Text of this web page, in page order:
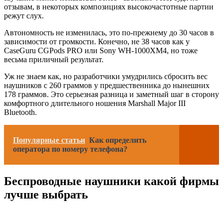
отзывам, в некоторых композициях высокочастотные партии
режут слух.
Автономность не изменилась, это по-прежнему до 30 часов в
зависимости от громкости. Конечно, не 38 часов как у
CaseGuru CGPods PRO или Sony WH-1000XM4, но тоже
весьма приличный результат.
Уж не знаем как, но разработчики умудрились сбросить вес
наушников с 260 граммов у предшественника до нынешних
178 граммов. Это серьезная разница и заметный шаг в сторону
комфортного длительного ношения Marshall Major III
Bluetooth.
Популярные статьи Как определить
оператора по номеру телефона?
Беспроводные наушники какой фирмы
лучше выбрать